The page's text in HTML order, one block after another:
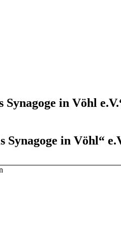
in Vöhl
Synagoge in Vöhl“